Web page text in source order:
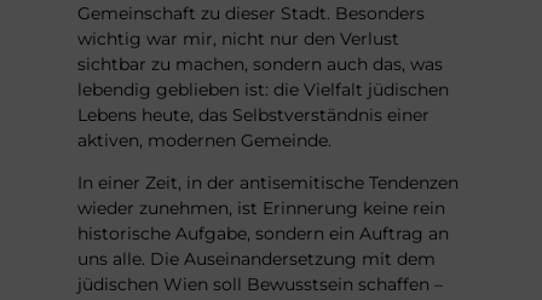
Gemeinschaft zu dieser Stadt. Besonders
wichtig war mir, nicht nur den Verlust
sichtbar zu machen, sondern auch das, was
lebendig geblieben ist: die Vielfalt jüdischen
Lebens heute, das Selbstverständnis einer
aktiven, modernen Gemeinde.
In einer Zeit, in der antisemitische Tendenzen
wieder zunehmen, ist Erinnerung keine rein
historische Aufgabe, sondern ein Auftrag an
uns alle. Die Auseinandersetzung mit dem
jüdischen Wien soll Bewusstsein schaffen –